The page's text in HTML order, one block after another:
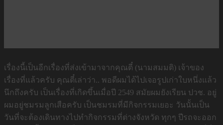
เรื่องนี้เป็นอีกเรื่องที่ส่งเข้ามาจากคุณตี๋ (นามสมมติ) เจ้าของ
เรื่องที่แล้วครับ คุณตี๋เล่าว่า.. พอดีผมได้ไปเจอรูปเก่าใบหนึ่งแล้ว
นึกถึงครับ เป็นเรื่องที่เกิดขึ้นเมื่อปี 2549 สมัยผมยังเรียน ปวช. อยู่
ผมอยู่ชมรมลูกเสือครับ เป็นชมรมที่มีกิจกรรมเยอะ วันนั้นเป็น
วันที่จะต้องเดินทางไปทำกิจกรรมที่ต่างจังหวัด ทุกๆ ปีรถจะออก